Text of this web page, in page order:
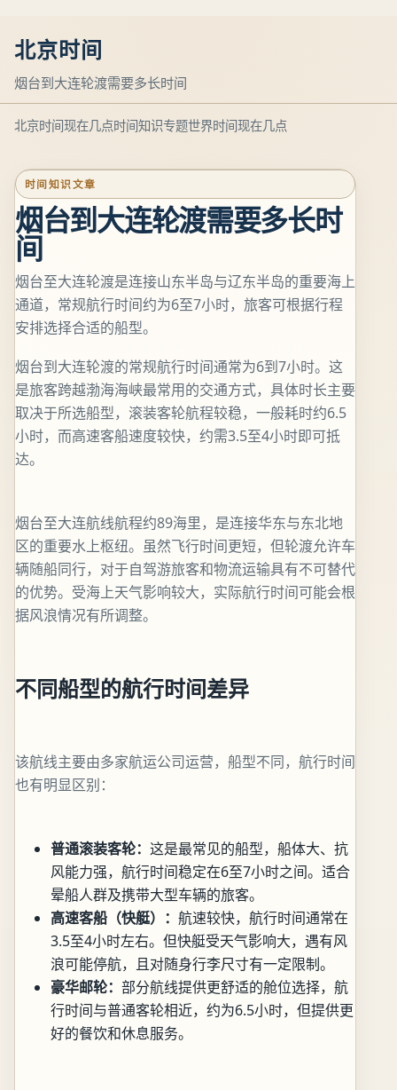
北京时间
烟台到大连轮渡需要多长时间
北京时间现在几点时间知识专题世界时间现在几点
时间知识文章
烟台到大连轮渡需要多长时
间
烟台至大连轮渡是连接山东半岛与辽东半岛的重要海上
通道，常规航行时间约为6至7小时，旅客可根据行程
安排选择合适的船型。
烟台到大连轮渡的常规航行时间通常为6到7小时。这
是旅客跨越渤海海峡最常用的交通方式，具体时长主要
取决于所选船型，滚装客轮航程较稳，一般耗时约6.5
小时，而高速客船速度较快，约需3.5至4小时即可抵
达。
烟台至大连航线航程约89海里，是连接华东与东北地
区的重要水上枢纽。虽然飞行时间更短，但轮渡允许车
辆随船同行，对于自驾游旅客和物流运输具有不可替代
的优势。受海上天气影响较大，实际航行时间可能会根
据风浪情况有所调整。
不同船型的航行时间差异
该航线主要由多家航运公司运营，船型不同，航行时间
也有明显区别：
普通滚装客轮： 这是最常见的船型，船体大、抗
风能力强，航行时间稳定在6至7小时之间。适合
晕船人群及携带大型车辆的旅客。
高速客船（快艇）： 航速较快，航行时间通常在
3.5至4小时左右。但快艇受天气影响大，遇有风
浪可能停航，且对随身行李尺寸有一定限制。
豪华邮轮： 部分航线提供更舒适的舱位选择，航
行时间与普通客轮相近，约为6.5小时，但提供更
好的餐饮和休息服务。